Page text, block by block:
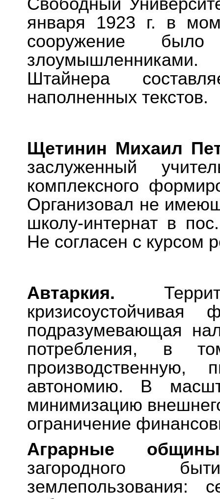
Свободный
января 1923 г. в
сооружение было
Штайнера
наполненных текстов.
Щетинин Михаил
заслуженный
комплексного
Организовал не
школу-интернат в
Не согласен с курсом
Автаркия.
подразумевающая
потребления, в
производственную,
автономию. В
минимизацию
ограничение
Аграрные
загородного
землепользования: